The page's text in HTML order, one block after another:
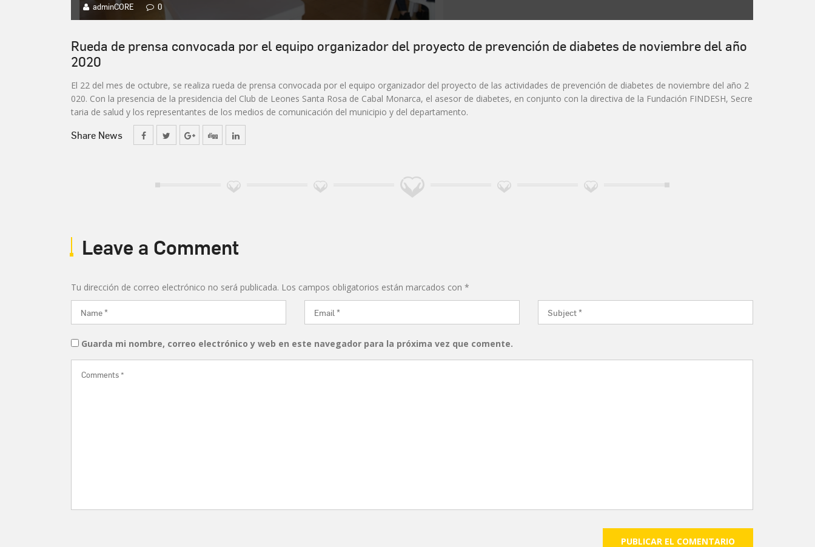
adminCORE 0
Rueda de prensa convocada por el equipo organizador del proyecto de prevención de diabetes de noviembre del año
2020
El 22 del mes de octubre, se realiza rueda de prensa convocada por el equipo organizador del proyecto de las actividades de prevención de diabetes de noviembre del año 2
020. Con la presencia de la presidencia del Club de Leones Santa Rosa de Cabal Monarca, el asesor de diabetes, en conjunto con la directiva de la Fundación FINDESH, Secre
taria de salud y los representantes de los medios de comunicación del municipio y del departamento.
Share News
Leave a Comment
Tu dirección de correo electrónico no será publicada. Los campos obligatorios están marcados con *
Guarda mi nombre, correo electrónico y web en este navegador para la próxima vez que comente.